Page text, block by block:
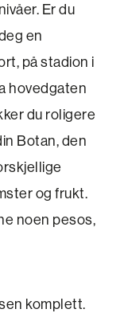
Er du
en
på stadion i
hovedgaten
du roligere
Botan, den
og frukt.
noen pesos,
komplett.